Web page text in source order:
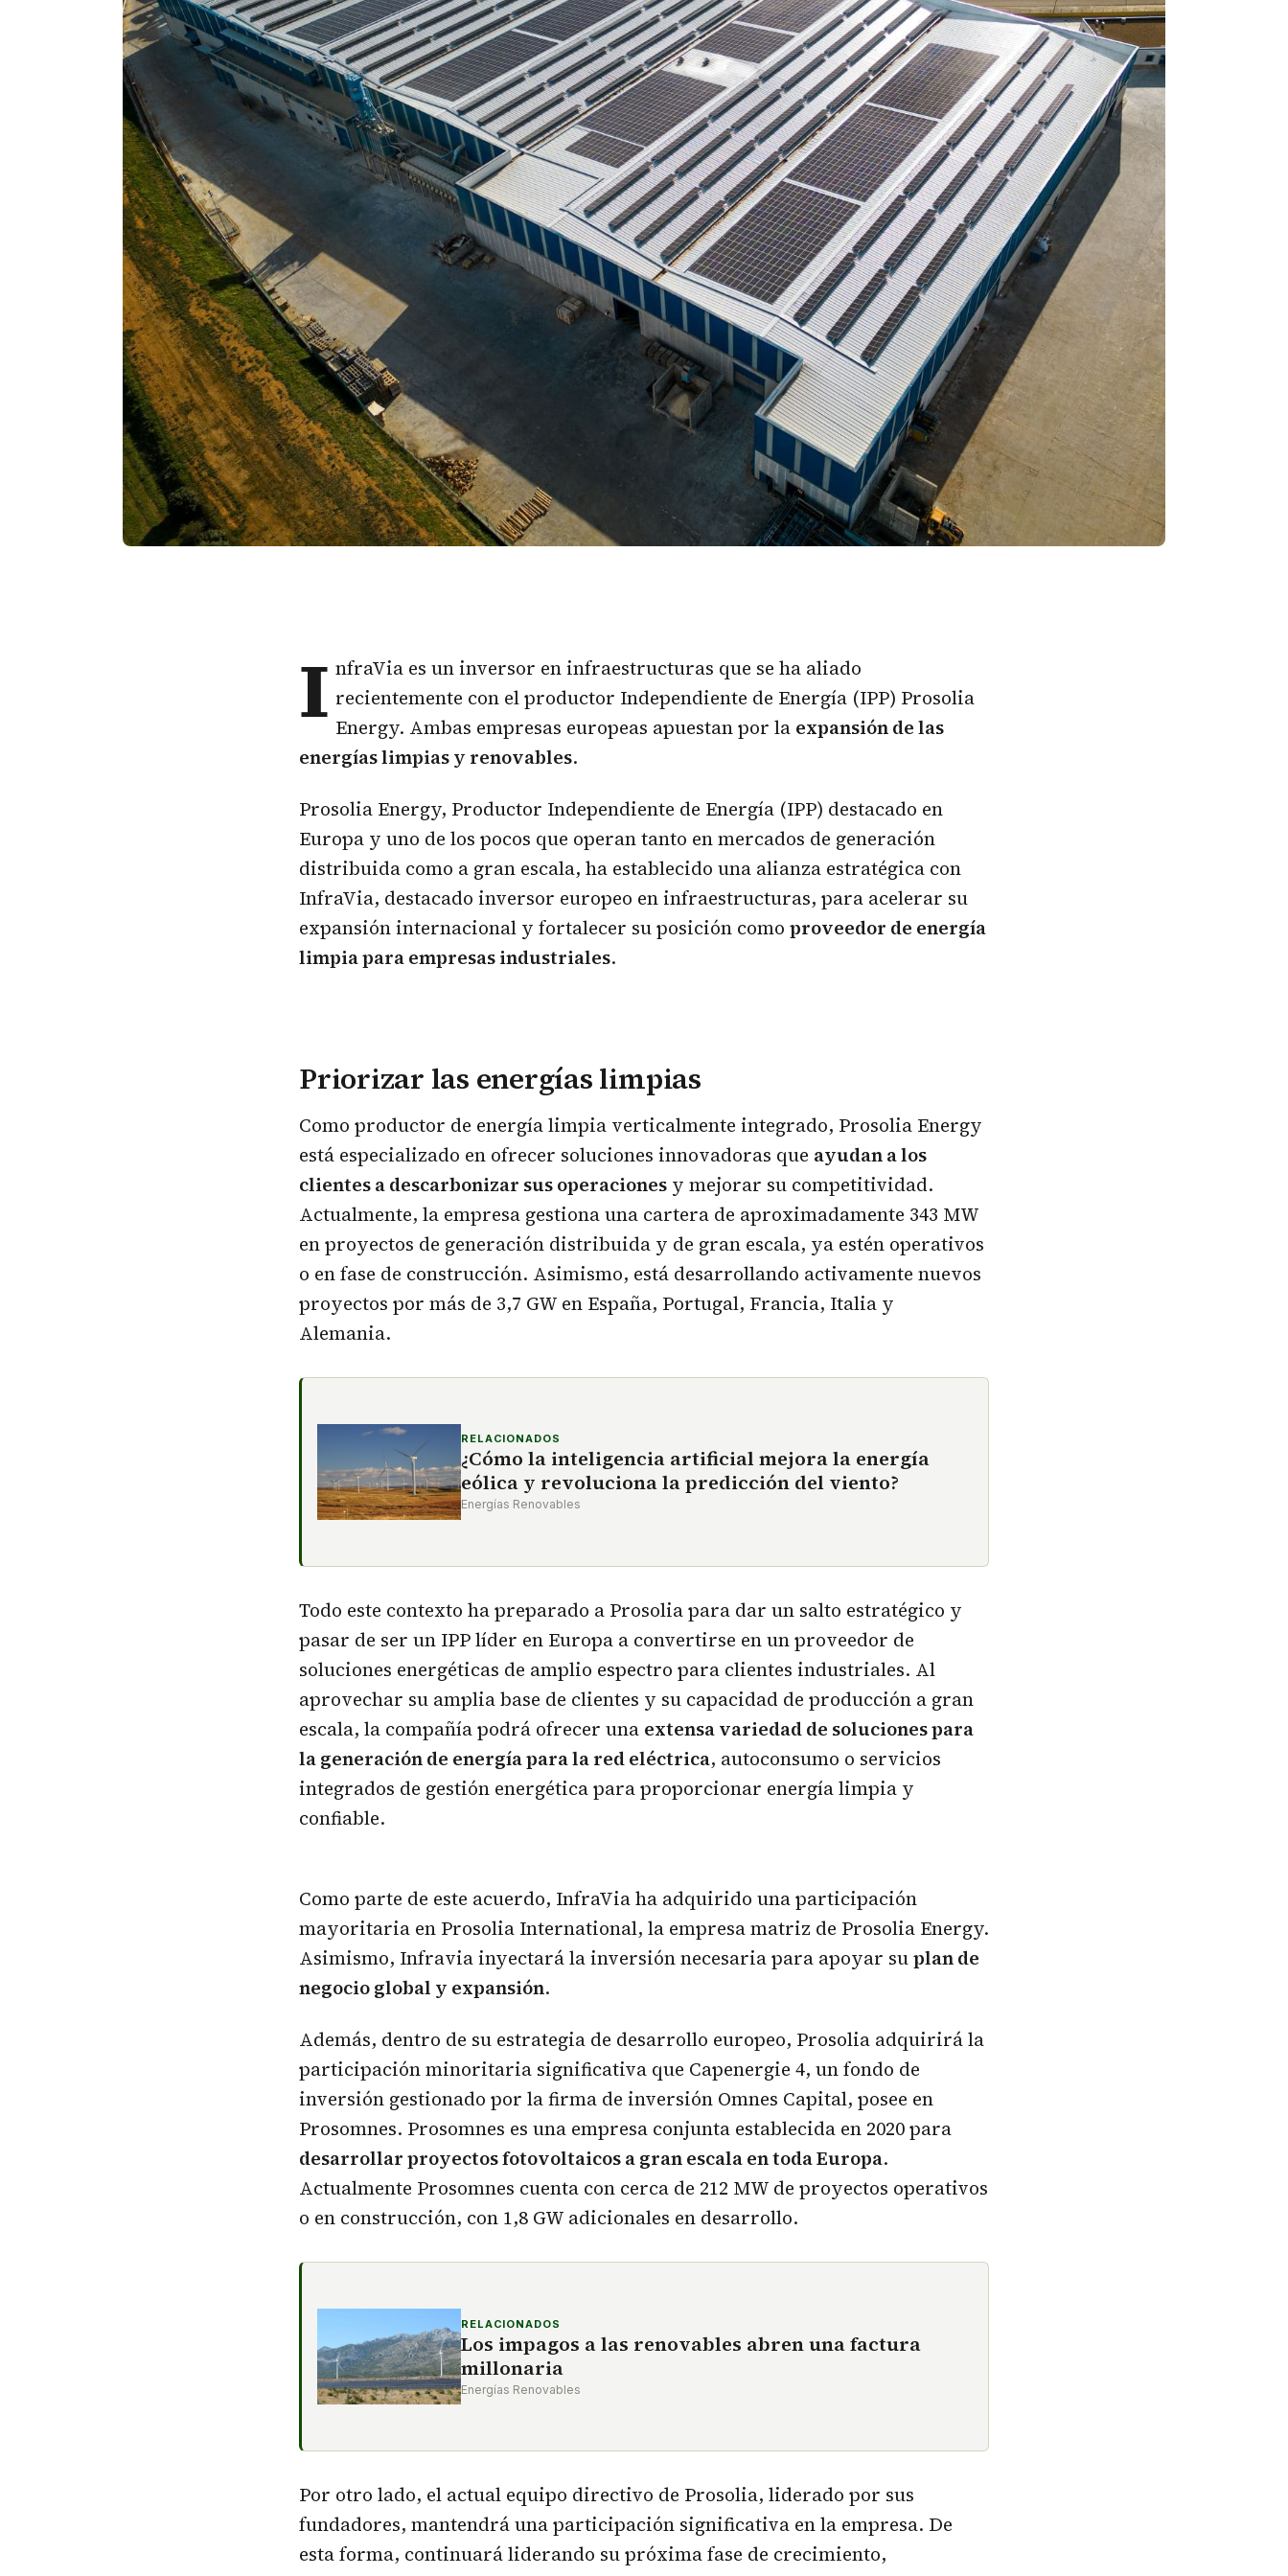
I nfraVia es un inversor en infraestructuras que se ha aliado
recientemente con el productor Independiente de Energía (IPP) Prosolia
Energy. Ambas empresas europeas apuestan por la expansión de las
energías limpias y renovables.
Prosolia Energy, Productor Independiente de Energía (IPP) destacado en
Europa y uno de los pocos que operan tanto en mercados de generación
distribuida como a gran escala, ha establecido una alianza estratégica con
InfraVia, destacado inversor europeo en infraestructuras, para acelerar su
expansión internacional y fortalecer su posición como proveedor de energía
limpia para empresas industriales.
Priorizar las energías limpias
Como productor de energía limpia verticalmente integrado, Prosolia Energy
está especializado en ofrecer soluciones innovadoras que ayudan a los
clientes a descarbonizar sus operaciones y mejorar su competitividad.
Actualmente, la empresa gestiona una cartera de aproximadamente 343 MW
en proyectos de generación distribuida y de gran escala, ya estén operativos
o en fase de construcción. Asimismo, está desarrollando activamente nuevos
proyectos por más de 3,7 GW en España, Portugal, Francia, Italia y
Alemania.
RELACIONADOS
¿Cómo la inteligencia artificial mejora la energía
eólica y revoluciona la predicción del viento?
Energías Renovables
Todo este contexto ha preparado a Prosolia para dar un salto estratégico y
pasar de ser un IPP líder en Europa a convertirse en un proveedor de
soluciones energéticas de amplio espectro para clientes industriales. Al
aprovechar su amplia base de clientes y su capacidad de producción a gran
escala, la compañía podrá ofrecer una extensa variedad de soluciones para
la generación de energía para la red eléctrica, autoconsumo o servicios
integrados de gestión energética para proporcionar energía limpia y
confiable.
Como parte de este acuerdo, InfraVia ha adquirido una participación
mayoritaria en Prosolia International, la empresa matriz de Prosolia Energy.
Asimismo, Infravia inyectará la inversión necesaria para apoyar suplan de
negocio global y expansión.
Además, dentro de su estrategia de desarrollo europeo, Prosolia adquirirá la
participación minoritaria significativa que Capenergie 4, un fondo de
inversión gestionado por la firma de inversión Omnes Capital, posee en
Prosomnes. Prosomnes es una empresa conjunta establecida en 2020 para
desarrollar proyectos fotovoltaicos a gran escala en toda Europa.
Actualmente Prosomnes cuenta con cerca de 212 MW de proyectos operativos
o en construcción, con 1,8 GW adicionales en desarrollo.
RELACIONADOS
Los impagos a las renovables abren una factura
millonaria
Energías Renovables
Por otro lado, el actual equipo directivo de Prosolia, liderado por sus
fundadores, mantendrá una participación significativa en la empresa. De
esta forma, continuará liderando su próxima fase de crecimiento,